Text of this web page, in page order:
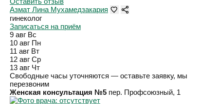
Азмат Лина Мухамедзакария
гинеколог
Записаться на приём
9 авг Вс
10 авг Пн
11 авг Вт
12 авг Ср
13 авг Чт
Свободные часы уточняются — оставьте заявку, мы
перезвоним
Женская консультация №5 пер. Профсоюзный, 1